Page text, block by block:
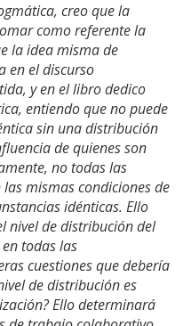
creo que la
como referente la
la idea misma de
en el discurso
y en el libro dedico
entiendo que no puede
sin una distribución
de quienes son
no todas las
mismas condiciones de
idénticas. Ello
nivel de distribución del
todas las
cuestiones que debería
de distribución es
Ello determinará